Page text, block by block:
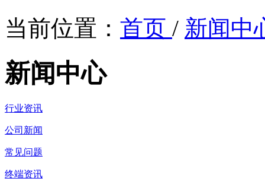
当前位置： 首页 / 新闻中
新闻中心
行业资讯
公司新闻
常见问题
终端资讯